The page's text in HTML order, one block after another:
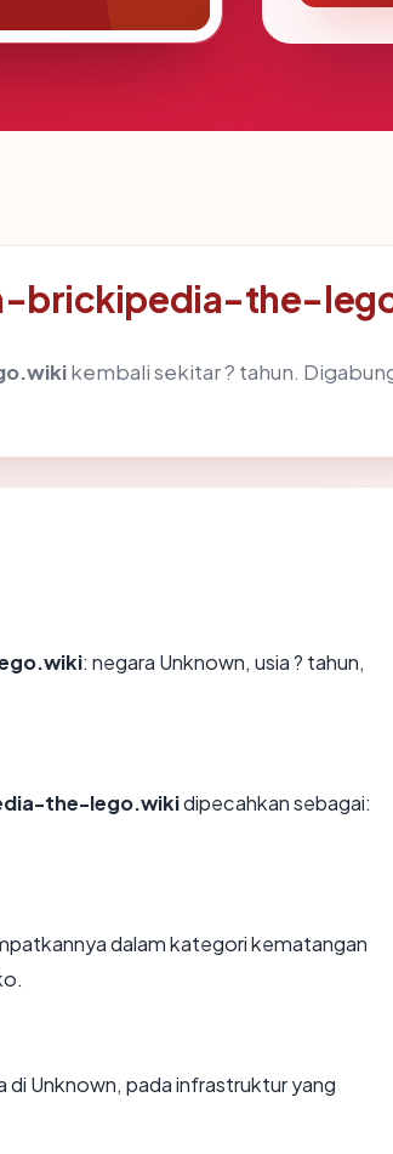
brickipedia-the-
kembali sekitar ? tahun.
: negara Unknown, usia ? tahun,
the-lego.wikidipecahkan sebagai:
dalam kategori kematangan
di Unknown, pada infrastruktur yang